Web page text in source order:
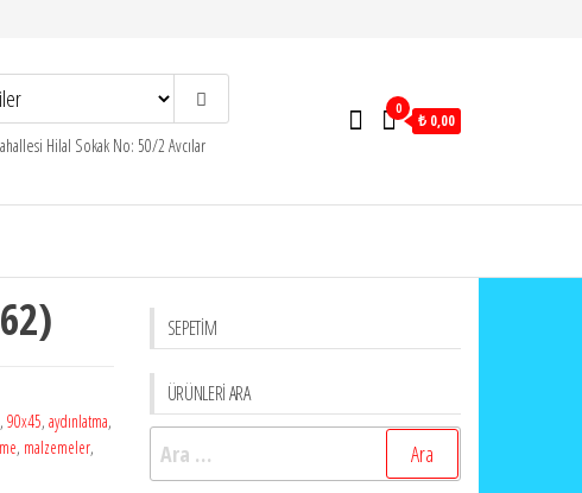
Hilal Sokak No: 50/2 Avcılar
0
₺ 0,00
, 90x45, aydınlatma,
, malzemeler,
SEPETİM
ÜRÜNLERİ ARA
Arama: